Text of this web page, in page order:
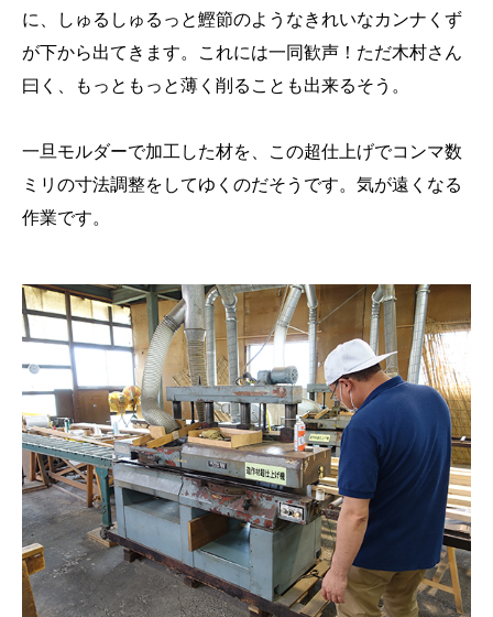
に、しゅるしゅるっと鰹節のようなきれいなカンナくず
が下から出てきます。これには一同歓声！ただ木村さん
曰く、もっともっと薄く削ることも出来るそう。
一旦モルダーで加工した材を、この超仕上げでコンマ数
ミリの寸法調整をしてゆくのだそうです。気が遠くなる
作業です。